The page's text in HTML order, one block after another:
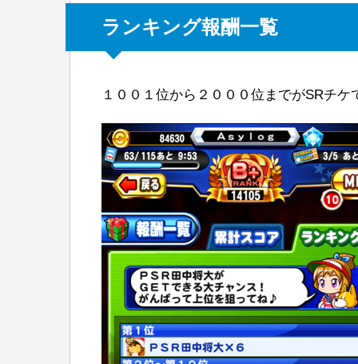
ランキング報酬一覧
１００１位から２０００位までがSRチケ